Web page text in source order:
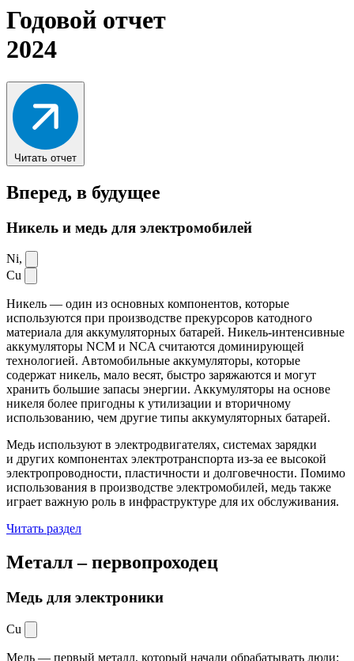
Годовой отчет
2024
Читать отчет
Вперед, в будущее
Никель и медь для электромобилей
Ni,
Cu
Никель — один из основных компонентов, которые
используются при производстве прекурсоров катодного
материала для аккумуляторных батарей. Никель-интенсивные
аккумуляторы NCM и NCA считаются доминирующей
технологией. Автомобильные аккумуляторы, которые
содержат никель, мало весят, быстро заряжаются и могут
хранить большие запасы энергии. Аккумуляторы на основе
никеля более пригодны к утилизации и вторичному
использованию, чем другие типы аккумуляторных батарей.
Медь используют в электродвигателях, системах зарядки
и других компонентах электротранспорта из-за ее высокой
электропроводности, пластичности и долговечности. Помимо
использования в производстве электромобилей, медь также
играет важную роль в инфраструктуре для их обслуживания.
Читать раздел
Металл –первопроходец
Медь для электроники
Cu
Медь — первый металл, который начали обрабатывать люди: